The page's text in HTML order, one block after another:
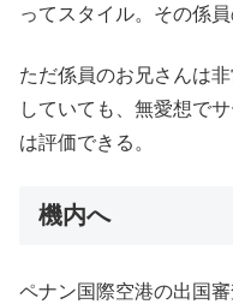
ってスタイル。その係員
ただ係員のお兄さんは
していても、無愛想で
は評価できる。
機内へ
ペナン国際空港の出国